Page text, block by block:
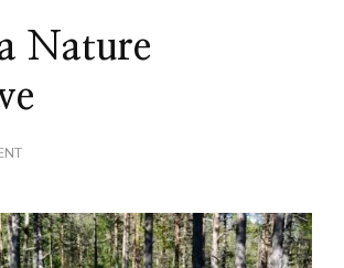
Nature
ON